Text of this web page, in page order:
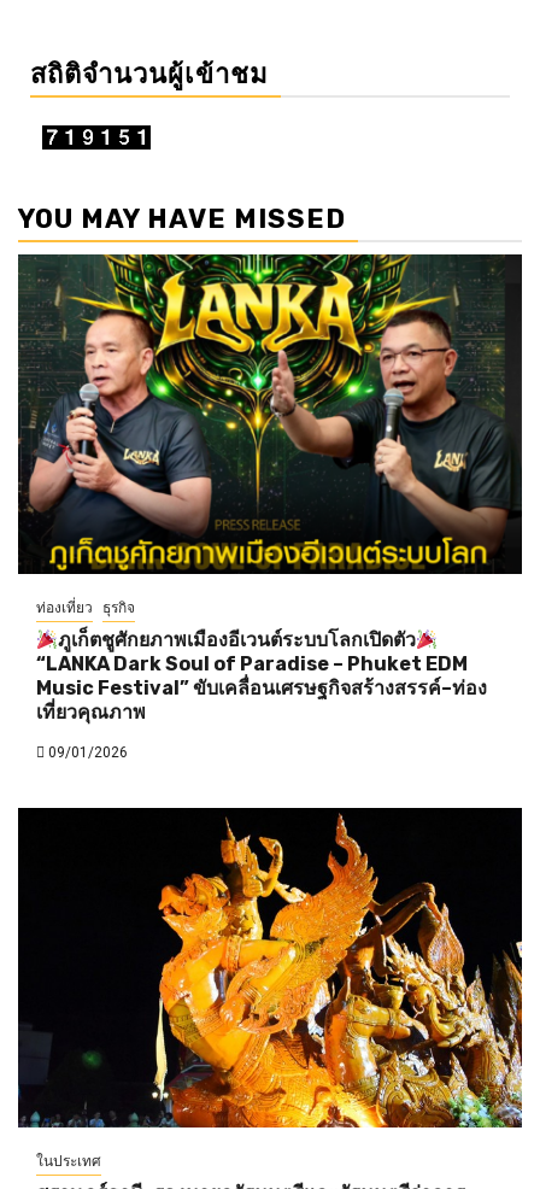
สถิติจำนวนผู้เข้าชม
YOU MAY HAVE MISSED
ท่องเที่ยว ธุรกิจ
ภูเก็ตชูศักยภาพเมืองอีเวนต์ระบบโลกเปิดตัว
“LANKA Dark Soul of Paradise – Phuket EDM
Music Festival” ขับเคลื่อนเศรษฐกิจสร้างสรรค์–ท่อง
เที่ยวคุณภาพ
09/01/2026
ในประเทศ